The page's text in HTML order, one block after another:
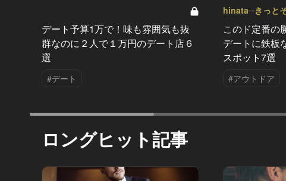
デート予算1万で！味も雰囲気も抜
群なのに２人で１万円のデート店６
選
#デート
hinata─きっと
このド定番の
デートに鉄板
スポット7選
#アウトドア
ロングヒット記事